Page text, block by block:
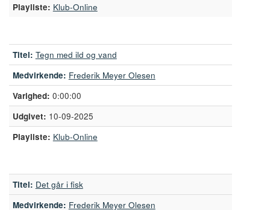
Playliste: Klub-Online
Titel: Tegn med ild og vand
Medvirkende: Frederik Meyer Olesen
0:00:00
10-09-2025
Playliste: Klub-Online
Titel: Det går i fisk
Medvirkende: Frederik Meyer Olesen